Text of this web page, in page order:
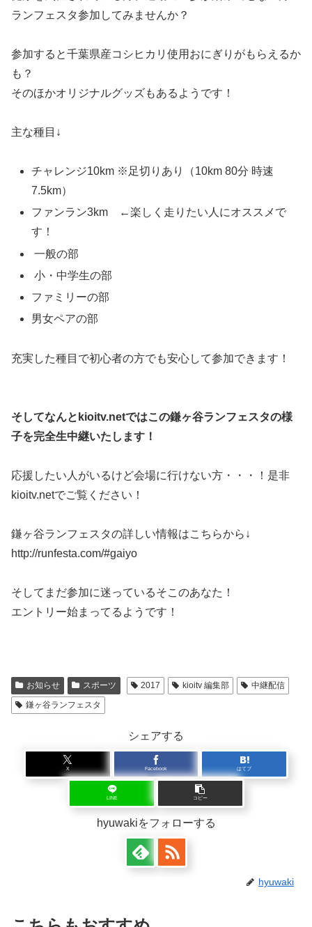
ランフェスタ参加してみませんか？
参加すると千葉県産コシヒカリ使用おにぎりがもらえるか
も？
そのほかオリジナルグッズもあるようです！
主な種目↓
チャレンジ10km ※足切りあり（10km 80分 時速
7.5km）
ファンラン3km ←楽しく走りたい人にオススメで
す！
一般の部
小・中学生の部
ファミリーの部
男女ペアの部
充実した種目で初心者の方でも安心して参加できます！
そしてなんとkioitv.netではこの鎌ヶ谷ランフェスタの様
子を完全生中継いたします！
応援したい人がいるけど会場に行けない方・・・！是非
kioitv.netでご覧ください！
鎌ヶ谷ランフェスタの詳しい情報はこちらから↓
http://runfesta.com/#gaiyo
そしてまだ参加に迷っているそこのあなた！
エントリー始まってるようです！
お知らせ スポーツ 2017 kioitv 編集部
中継配信
鎌ヶ谷ランフェスタ
シェアする
X Facebook はてブ
LINE コピー
hyuwakiをフォローする
hyuwaki